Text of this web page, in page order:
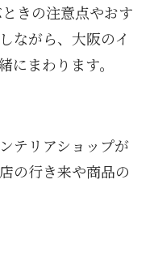
きの注意点やおす
ながら、大阪のイ
にまわります。
テリアショップが
の行き来や商品の